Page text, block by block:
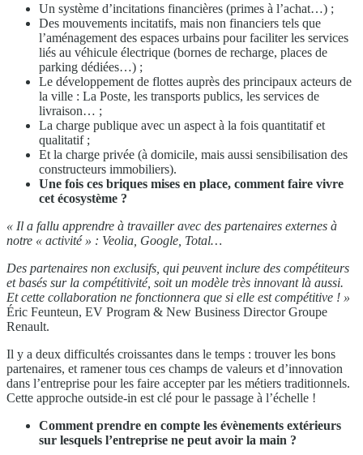
Un système d’incitations financières (primes à l’achat…) ;
Des mouvements incitatifs, mais non financiers tels que
l’aménagement des espaces urbains pour faciliter les services
liés au véhicule électrique (bornes de recharge, places de
parking dédiées…) ;
Le développement de flottes auprès des principaux acteurs de
la ville : La Poste, les transports publics, les services de
livraison… ;
La charge publique avec un aspect à la fois quantitatif et
qualitatif ;
Et la charge privée (à domicile, mais aussi sensibilisation des
constructeurs immobiliers).
Une fois ces briques mises en place, comment faire vivre
cet écosystème ?
« Il a fallu apprendre à travailler avec des partenaires externes à
notre « activité » : Veolia, Google, Total…
Des partenaires non exclusifs, qui peuvent inclure des compétiteurs
et basés sur la compétitivité, soit un modèle très innovant là aussi.
Et cette collaboration ne fonctionnera que si elle est compétitive ! »
Éric Feunteun, EV Program & New Business Director Groupe
Renault.
Il y a deux difficultés croissantes dans le temps : trouver les bons
partenaires, et ramener tous ces champs de valeurs et d’innovation
dans l’entreprise pour les faire accepter par les métiers traditionnels.
Cette approche outside-in est clé pour le passage à l’échelle !
Comment prendre en compte les évènements extérieurs
sur lesquels l’entreprise ne peut avoir la main ?